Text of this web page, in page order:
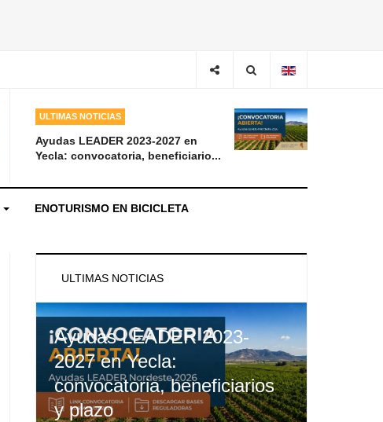
ULTIMAS NOTICIAS
Ayudas LEADER 2023-2027 en
Yecla: convocatoria, beneficiario...
ENOTURISMO EN BICICLETA
ULTIMAS NOTICIAS
Ayudas LEADER 2023-
2027 en Yecla:
convocatoria, beneficiarios
y plazo